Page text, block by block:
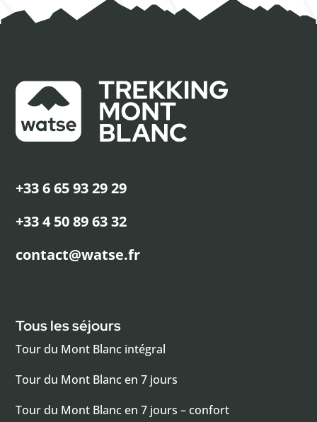
+33 6 65 93 29 29
+33 4 50 89 63 32
contact@watse.fr
Tous les séjours
Tour du Mont Blanc intégral
Tour du Mont Blanc en 7 jours
Tour du Mont Blanc en 7 jours – confort